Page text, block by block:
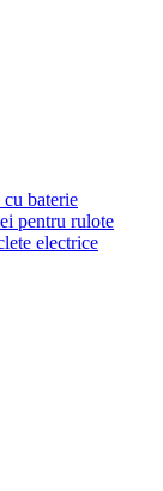
baterie
pentru rulote
electrice